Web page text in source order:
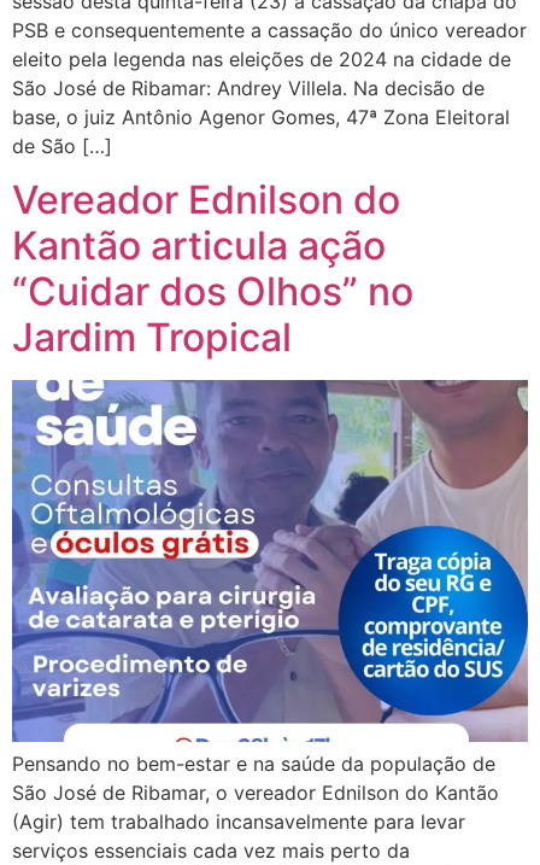
PSB e consequentemente a cassação do único vereador
eleito pela legenda nas eleições de 2024 na cidade de
São José de Ribamar: Andrey Villela. Na decisão de
base, o juiz Antônio Agenor Gomes, 47ª Zona Eleitoral
de São […]
Vereador Ednilson do
Kantão articula ação
“Cuidar dos Olhos” no
Jardim Tropical
Pensando no bem-estar e na saúde da população de
São José de Ribamar, o vereador Ednilson do Kantão
(Agir) tem trabalhado incansavelmente para levar
serviços essenciais cada vez mais perto da